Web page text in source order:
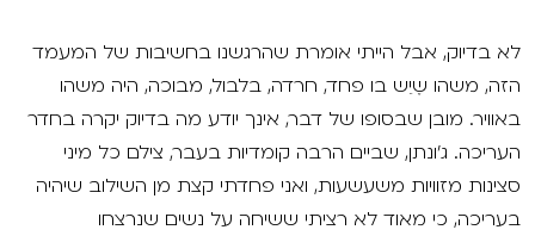
לא בדיוק, אבל הייתי אומרת שהרגשנו בחשיבות של המעמד
הזה, משהו שֶיֵש בו פחד, חרדה, בלבול, מבוכה, היה משהו
באוויר. מובן שבסופו של דבר, אינך יודע מה בדיוק יקרה בחדר
העריכה. ג'ונתן, שביים הרבה קומדיות בעבר, צילם כל מיני
סצינות מזוויות משעשעות, ואני פחדתי קצת מן השילוב שיהיה
בעריכה, כי מאוד לא רציתי ששיחה על נשים שנרצחו